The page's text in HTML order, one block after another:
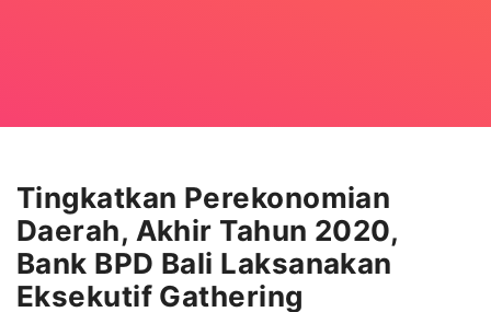
Tingkatkan Perekonomian
Daerah, Akhir Tahun 2020,
Bank BPD Bali Laksanakan
Eksekutif Gathering